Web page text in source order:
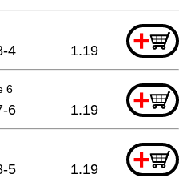
+
4 1.19
6 +
6 1.19
+
5 1.19